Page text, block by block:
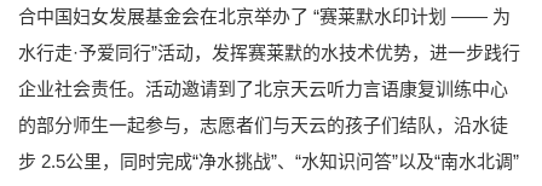
合中国妇女发展基金会在北京举办了 “赛莱默水印计划 —— 为
水行走·予爱同行”活动，发挥赛莱默的水技术优势，进一步践行
企业社会责任。活动邀请到了北京天云听力言语康复训练中心
的部分师生一起参与，志愿者们与天云的孩子们结队，沿水徒
步 2.5公里，同时完成“净水挑战”、“水知识问答”以及“南水北调”